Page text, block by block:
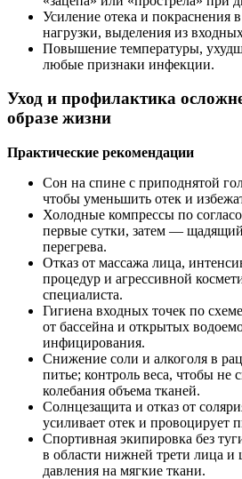
Усиление отека и покраснения
нагрузки, выделения из
Повышение температуры,
любые признаки инфекции.
Уход и профилактика
образе жизни
Практические рекомендации
Сон на спине с приподнятой
чтобы уменьшить отек и
Холодные компрессы по
первые сутки, затем —
перегрева.
Отказ от массажа лица,
процедур и агрессивной
специалиста.
Гигиена входных точек по
от бассейна и открытых
инфицирования.
Снижение соли и алкоголя в
питье; контроль веса, чтобы не
колебания объема тканей.
Солнцезащита и отказ от
усиливает отек и провоцирует
Спортивная экипировка без
в области нижней трети лица
давления на мягкие ткани.